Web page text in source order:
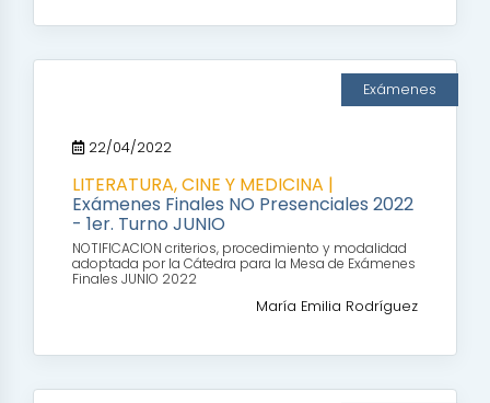
Exámenes
22/04/2022
LITERATURA, CINE Y MEDICINA |
Exámenes Finales NO Presenciales 2022
- 1er. Turno JUNIO
NOTIFICACION criterios, procedimiento y modalidad
adoptada por la Cátedra para la Mesa de Exámenes
Finales JUNIO 2022
María Emilia Rodríguez